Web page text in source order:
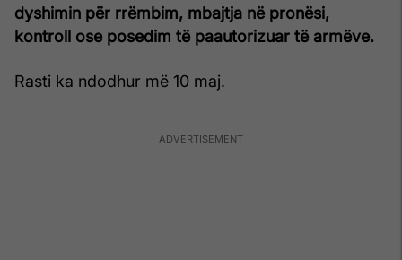
dyshimin për rrëmbim, mbajtja në pronësi,
kontroll ose posedim të paautorizuar të armëve.
Rasti ka ndodhur më 10 maj.